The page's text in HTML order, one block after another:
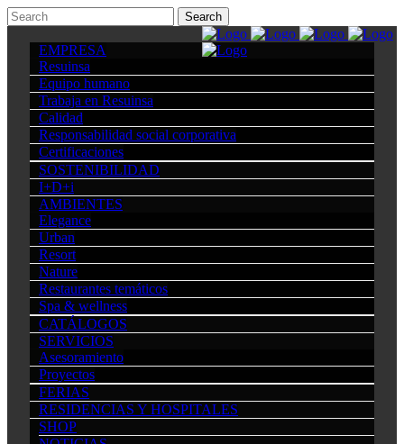
EMPRESA
Resuinsa
Equipo humano
Trabaja en Resuinsa
Calidad
Responsabilidad social corporativa
Certificaciones
SOSTENIBILIDAD
I+D+i
AMBIENTES
Elegance
Urban
Resort
Nature
Restaurantes temáticos
Spa & wellness
CATÁLOGOS
SERVICIOS
Asesoramiento
Proyectos
FERIAS
RESIDENCIAS Y HOSPITALES
SHOP